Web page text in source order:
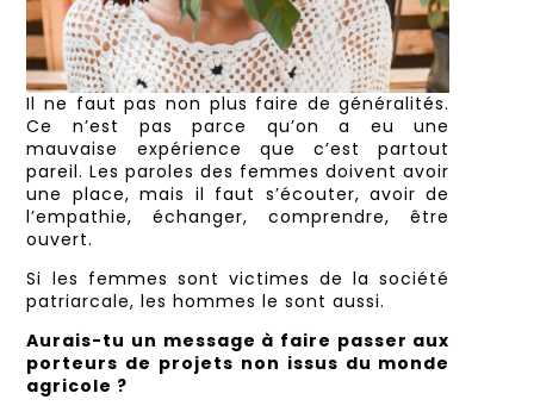
Il ne faut pas non plus faire de généralités.
Ce n’est pas parce qu’on a eu une
mauvaise expérience que c’est partout
pareil. Les paroles des femmes doivent avoir
une place, mais il faut s’écouter, avoir de
l’empathie, échanger, comprendre, être
ouvert.
Si les femmes sont victimes de la société
patriarcale, les hommes le sont aussi.
Aurais-tu un message à faire passer aux
porteurs de projets non issus du monde
agricole ?